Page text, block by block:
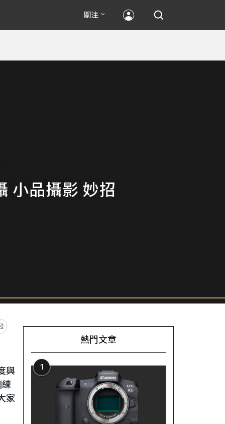
關注
小品攝影 妙招
與
家
熱門文章
1